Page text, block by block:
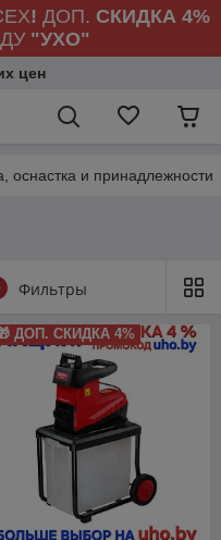
! ДОП. СКИДКА 4%
"УХО"
цен
оснастка и принадлежности
Фильтры
ДОП. СКИДКА 4%